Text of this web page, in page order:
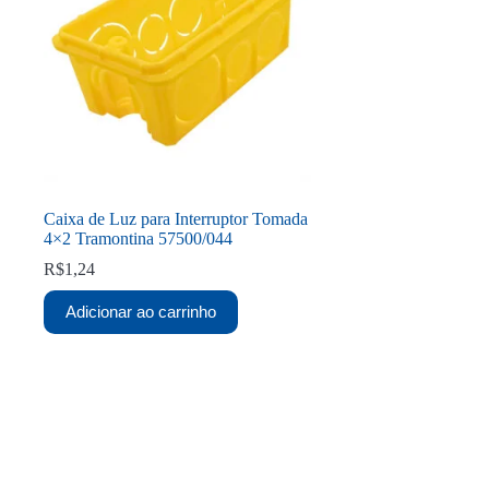
Caixa de Luz para Interruptor Tomada
4×2 Tramontina 57500/044
R$1,24
Adicionar ao carrinho